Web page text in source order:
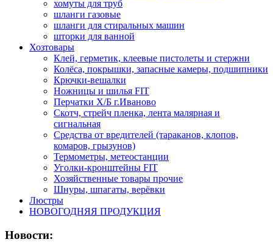
хомуты для труб
шланги газовые
шланги для стиральных машин
шторки для ванной
Хозтовары
Клей, герметик, клеевые пистолеты и стержни
Колёса, покрышки, запасные камеры, подшипники
Крючки-вешалки
Ножницы и шилья FIT
Перчатки Х/Б г.Иваново
Скотч, стрейч пленка, лента малярная и
сигнальная
Средства от вредителей (тараканов, клопов,
комаров, грызунов)
Термометры, метеостанции
Уголки-кронштейны FIT
Хозяйственные товары прочие
Шнуры, шпагаты, верёвки
Люстры
НОВОГОДНЯЯ ПРОДУКЦИЯ
Новости: